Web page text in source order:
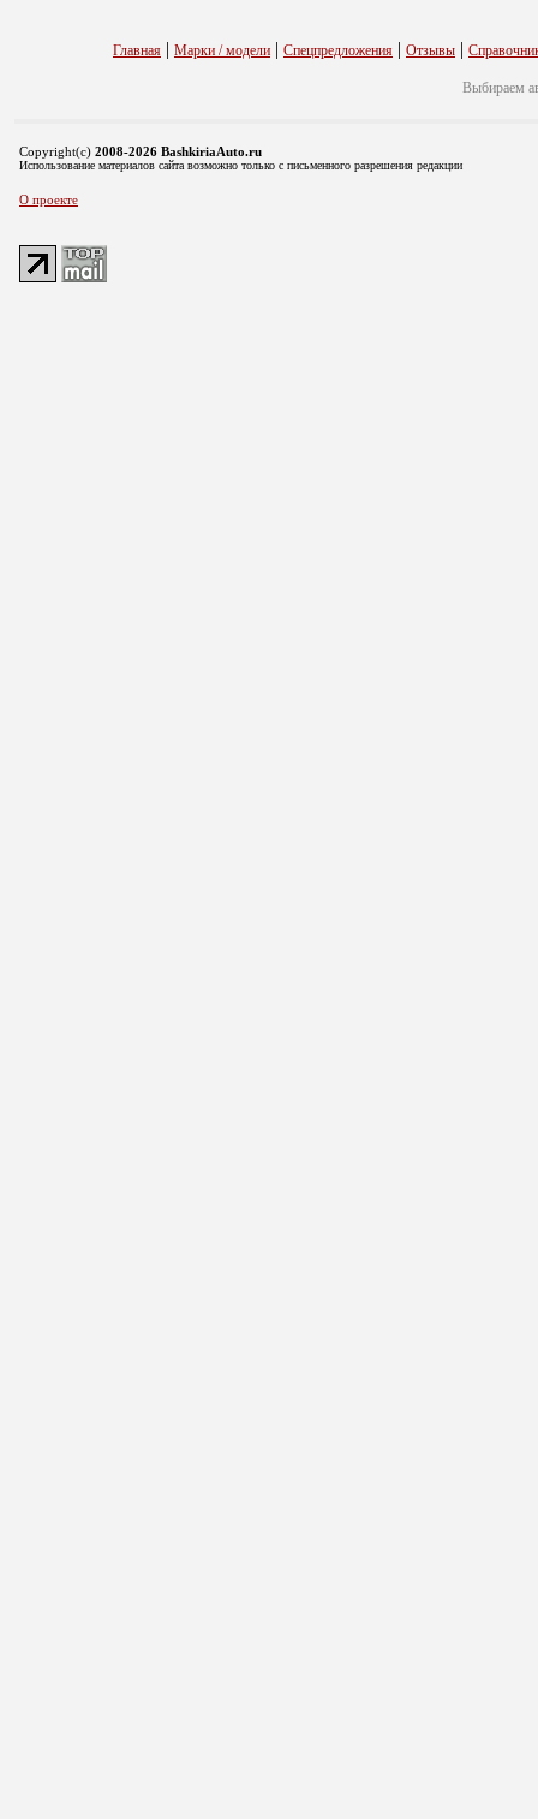
Главная | Марки / модели | Спецпредложения | Отзывы |
Выбираем
Copyright(c) 2008-2026 BashkiriaAuto.ru
Использование материалов сайта возможно только с письменного разрешения редакции
О проекте